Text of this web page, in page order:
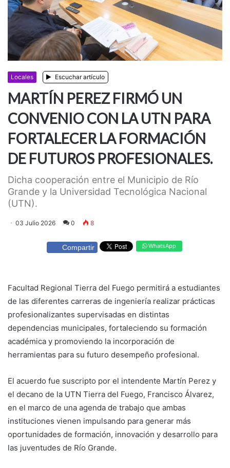
Locales Escuchar artículo
MARTÍN PEREZ FIRMÓ UN
CONVENIO CON LA UTN PARA
FORTALECER LA FORMACIÓN
DE FUTUROS PROFESIONALES.
Dicha cooperación entre el Municipio de Río
Grande y la Universidad Tecnológica Nacional
(UTN).
03 Julio 2026 0 8
Compartir WhatsApp
Facultad Regional Tierra del Fuego permitirá a estudiantes
de las diferentes carreras de ingeniería realizar prácticas
profesionalizantes supervisadas en distintas
dependencias municipales, fortaleciendo su formación
académica y promoviendo la incorporación de
herramientas para su futuro desempeño profesional.
El acuerdo fue suscripto por el intendente Martín Perez y
el decano de la UTN Tierra del Fuego, Francisco Álvarez,
en el marco de una agenda de trabajo que ambas
instituciones vienen impulsando para generar más
oportunidades de formación, innovación y desarrollo para
las juventudes de Río Grande.